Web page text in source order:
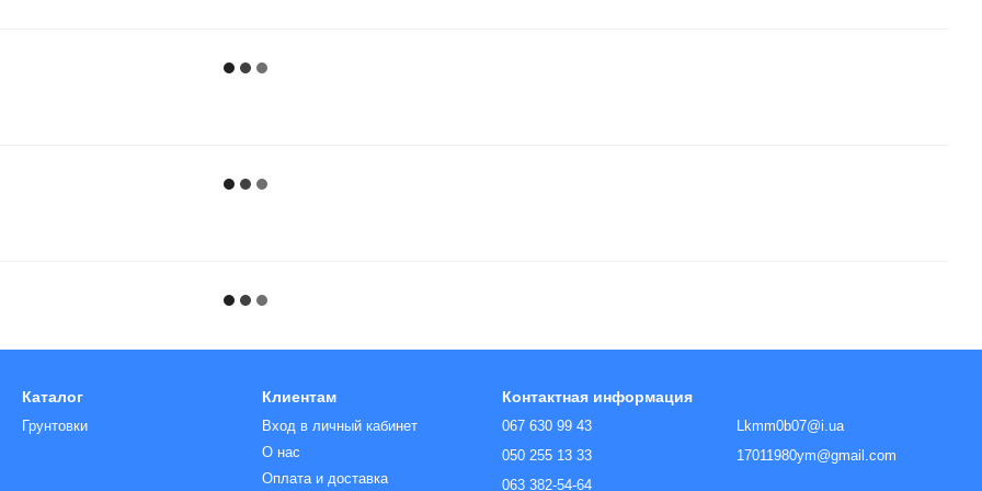
Каталог
Грунтовки
Клиентам
Вход в личный кабинет
О нас
Оплата и доставка
Контактная информация
067 630 99 43
050 255 13 33
063 382-54-64
Lkmm0b07@i.ua
17011980ym@gmail.com